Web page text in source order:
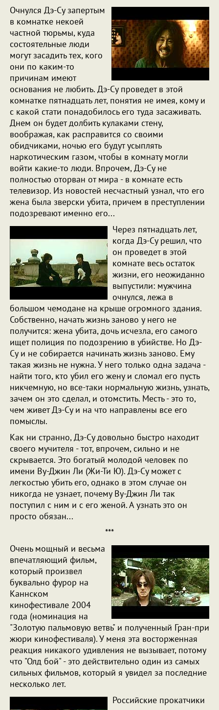
Очнулся Дэ-Су запертым
в комнатке некоей
частной тюрьмы, куда
состоятельные люди
могут засадить тех, кого
они по каким-то
причинам имеют
основания не любить. Дэ-Су проведет в этой
комнатке пятнадцать лет, понятия не имея, кому и
с какой стати понадобилось его туда засаживать.
Днем он будет долбить кулаками стену,
воображая, как расправится со своими
обидчиками, ночью его будут усыплять
наркотическим газом, чтобы в комнату могли
войти какие-то люди. Впрочем, Дэ-Су не
полностью оторван от мира - в комнате есть
телевизор. Из новостей несчастный узнал, что его
жена была зверски убита, причем в преступлении
подозревают именно его...
Через пятнадцать лет,
когда Дэ-Су решил, что
он проведет в этой
комнате весь остаток
жизни, его неожиданно
выпустили: мужчина
очнулся, лежа в
большом чемодане на крыше огромного здания.
Собственно, начать жизнь заново у него не
получится: жена убита, дочь исчезла, его самого
ищет полиция по подозрению в убийстве. Но Дэ-
Су и не собирается начинать жизнь заново. Ему
такая жизнь не нужна. У него только одна задача -
найти того, кто убил его жену и сломал его пусть
никчемную, но все-таки нормальную жизнь, узнать,
зачем он это сделал, и отомстить. Месть - это то,
чем живет Дэ-Су и на что направлены все его
помыслы.
Как ни странно, Дэ-Су довольно быстро находит
своего мучителя - тот, впрочем, сильно и не
скрывается. Это богатый молодой человек по
имени Ву-Джин Ли (Жи-Ти Ю). Дэ-Су может с
легкостью убить его, однако в этом случае он
никогда не узнает, почему Ву-Джин Ли так
поступил с ним и с его женой. А узнать это он
просто обязан...
***
Очень мощный и весьма
впечатляющий фильм,
который произвел
буквально фурор на
Каннском
кинофестивале 2004
года (номинация на
"Золотую пальмовую ветвь" и полученный Гран-при
жюри кинофестиваля). У меня эта восторженная
реакция никакого удивления не вызывает, потому
что "Олд бой" - это действительно один из самых
сильных фильмов, который я увидел за последние
несколько лет.
Российские прокатчики